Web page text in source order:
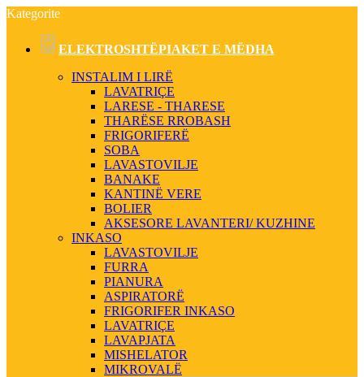
Kategorite
ELEKTROSHTËPIAKET E MËDHA
INSTALIM I LIRË
LAVATRIÇE
LARESE - THARESE
THARËSE RROBASH
FRIGORIFERË
SOBA
LAVASTOVILJE
BANAKE
KANTINË VERE
BOLIER
AKSESORE LAVANTERI/ KUZHINE
INKASO
LAVASTOVILJE
FURRA
PIANURA
ASPIRATORË
FRIGORIFER INKASO
LAVATRIÇE
LAVAPJATA
MISHELATOR
MIKROVALË